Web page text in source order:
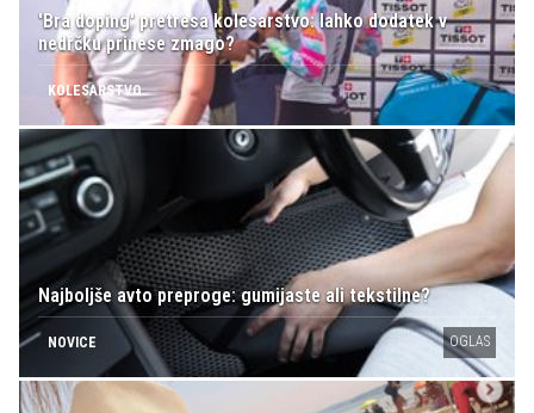
'Bra doping' pretresa kolesarstvo: lahko dodatek v
nedrčku prinese zmago?
KOLESARSTVO
Najboljše avto preproge: gumijaste ali tekstilne?
NOVICE OGLAS